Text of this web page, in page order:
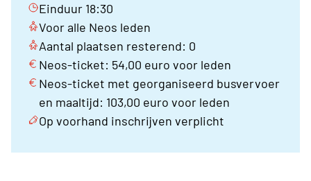
Einduur 18:30
Voor alle Neos leden
Aantal plaatsen resterend: 0
Neos-ticket: 54,00 euro voor leden
Neos-ticket met georganiseerd busvervoer
en maaltijd: 103,00 euro voor leden
Op voorhand inschrijven verplicht